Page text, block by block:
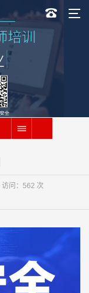
访问： 562 次